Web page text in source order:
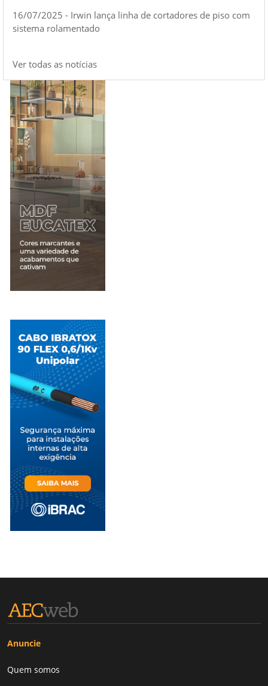
16/07/2025 - Irwin lança linha de cortadores de piso com
sistema rolamentado
Ver todas as notícias
Anuncie
Quem somos